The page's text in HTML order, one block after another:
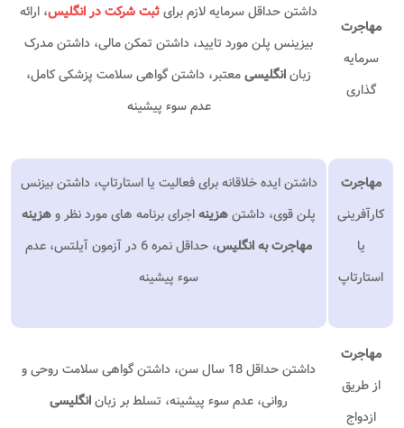
مهاجرت
سرمایه
گذاری
داشتن حداقل سرمایه لازم برایثبت شرکت در انگلیس، ارائه
بیزینس پلن مورد تایید، داشتن تمکن مالی، داشتن مدرک
زبانانگلیسیمعتبر، داشتن گواهی سلامت پزشکی کامل،
عدم سوء پیشینه
مهاجرت
کارآفرینی
یا
استارتاپ
داشتن ایده خلاقانه برای فعالیت یا استارتاپ، داشتن بیزنس
پلن قوی، داشتنهزینهاجرای برنامه های مورد نظر وهزینه
مهاجرت به انگلیس
، حداقل نمره 6 در آزمون آیلتس، عدم
سوء پیشینه
مهاجرت
از طریق
ازدواج
داشتن حداقل 18 سال سن، داشتن گواهی سلامت روحی و
روانی، عدم سوء پیشینه، تسلط بر زبانانگلیسی